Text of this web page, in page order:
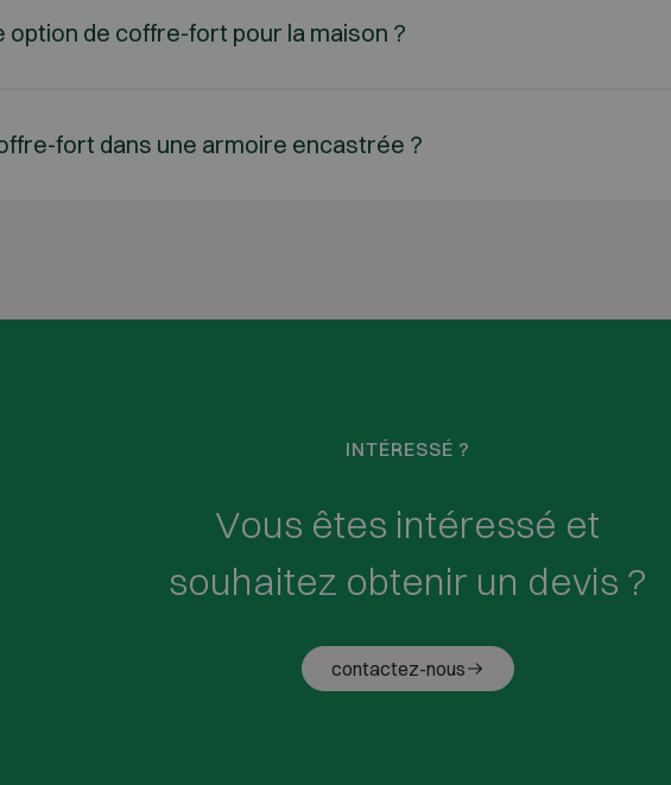
option de coffre-fort pour la maison ?
fort dans une armoire encastrée ?
INTÉRESSÉ ?
Vous êtes intéressé et
souhaitez obtenir un devis ?
contactez-nous